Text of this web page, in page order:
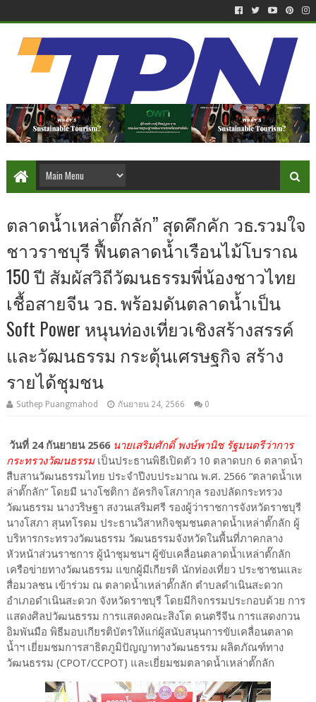
ตลาดน้ำเหล่าตั๊กลัก” สุดคึกคัก วธ.รวมใจ
ชาวราชบุรี ฟื้นตลาดน้ำเรือนไม้โบราณ
150 ปี สัมผัสวิถีวัฒนธรรมพี่น้องชาวไทย
เชื้อสายจีน วธ. พร้อมดันตลาดน้ำเป็น
Soft Power หนุนท่องเที่ยวเชิงสร้างสรรค์
และวัฒนธรรม กระตุ้นเศรษฐกิจ สร้าง
รายได้ชุมชน
Suthep Puangmahod กันยายน 24, 2566 0
วันที่ 24 กันยายน 2566 นายเสริมศักดิ์ พงษ์พานิช รัฐมนตรีว่าการ
กระทรวงวัฒนธรรม เป็นประธานพิธีเปิดตัว 10 ตลาดบก 6 ตลาดน้ำ
สืบสานวัฒนธรรมไทย ประจำปีงบประมาณ พ.ศ. 2566 “ตลาดน้ำเห
ล่าตั๊กลัก” โดยมี นางโชติกา อัครกิจโสภากุล รองปลัดกระทรวง
วัฒนธรรม นางวริษฐา สงวนเสริมศรี รองผู้ว่าราชการจังหวัดราชบุรี
นางโสภา สุนทโรดม ประธานวิสาหกิจชุมชนตลาดน้ำเหล่าตั๊กลัก ผู้
บริหารกระทรวงวัฒนธรรม วัฒนธรรมจังหวัดในพื้นที่ภาคกลาง
หัวหน้าส่วนราชการ ผู้นำชุมชนฯ ผู้ขับเคลื่อนตลาดน้ำเหล่าตั๊กลัก
เครือข่ายทางวัฒนธรรม แขกผู้มีเกียรติ นักท่องเที่ยว ประชาชนและ
สื่อมวลชน เข้าร่วม ณ ตลาดน้ำเหล่าตั๊กลัก ตำบลดำเนินสะดวก
อำเภอดำเนินสะดวก จังหวัดราชบุรี โดยมีกิจกรรมประกอบด้วย การ
แสดงศิลปวัฒนธรรม การแสดงคณะสิงโต ดนตรีจีน การแสดงกวน
อิมพันมือ พิธีมอบเกียรติบัตรให้แก่ผู้สนับสนุนการขับเคลื่อนตลาด
น้ำฯ เยี่ยมชมการสาธิตภูมิปัญญาทางวัฒนธรรม ผลิตภัณฑ์ทาง
วัฒนธรรม (CPOT/CCPOT) และเยี่ยมชมตลาดน้ำเหล่าตั๊กลัก